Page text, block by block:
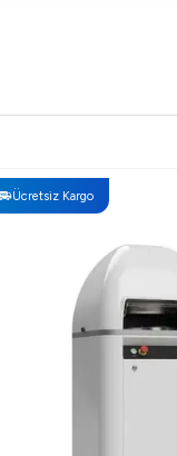
Ücretsiz Kargo